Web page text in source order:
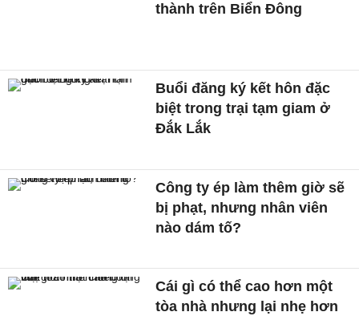
thành trên Biển Đông
Buổi đăng ký kết hôn đặc
biệt trong trại tạm giam ở
Đắk Lắk
Công ty ép làm thêm giờ sẽ
bị phạt, nhưng nhân viên
nào dám tố?
Cái gì có thể cao hơn một
tòa nhà nhưng lại nhẹ hơn